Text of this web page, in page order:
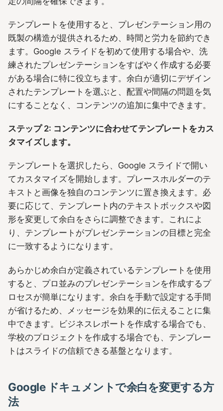
テンプレートを使用すると、プレゼンテーション用の
既製の構造が提供されるため、時間と労力を節約でき
ます。Google スライドを初めて使用する場合や、洗
練されたプレゼンテーションをすばやく作成する必要
がある場合に特に役立ちます。余白が適切にデザイン
されたテンプレートを選ぶと、配置や間隔の問題を気
にすることなく、コンテンツの追加に集中できます。
ステップ 2: コンテンツに合わせてテンプレートをカス
タマイズします。
テンプレートを選択したら、Google スライドで開い
てカスタマイズを開始します。プレースホルダーのテ
キストと画像を独自のコンテンツに置き換えます。必
要に応じて、テンプレート内のテキストボックスや図
形を変更して余白をさらに調整できます。これによ
り、テンプレートがプレゼンテーションの目標と完全
に一致するようになります。
あらかじめ余白が定義されているテンプレートを使用
すると、プロ並みのプレゼンテーションを作成するプ
ロセスが簡単になります。余白を手動で設定する手間
が省けるため、メッセージを効果的に伝えることに集
中できます。ビジネスレポートを作成する場合でも、
学校のプロジェクトを作成する場合でも、テンプレー
トはスライドの信頼できる基盤となります。
Google ドキュメントで余白を変更する方
法